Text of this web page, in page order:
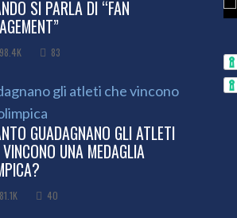
SI PARLA DI “FAN
98.4K 83
GUADAGNANO GLI ATLETI
UNA MEDAGLIA
81.1K 40